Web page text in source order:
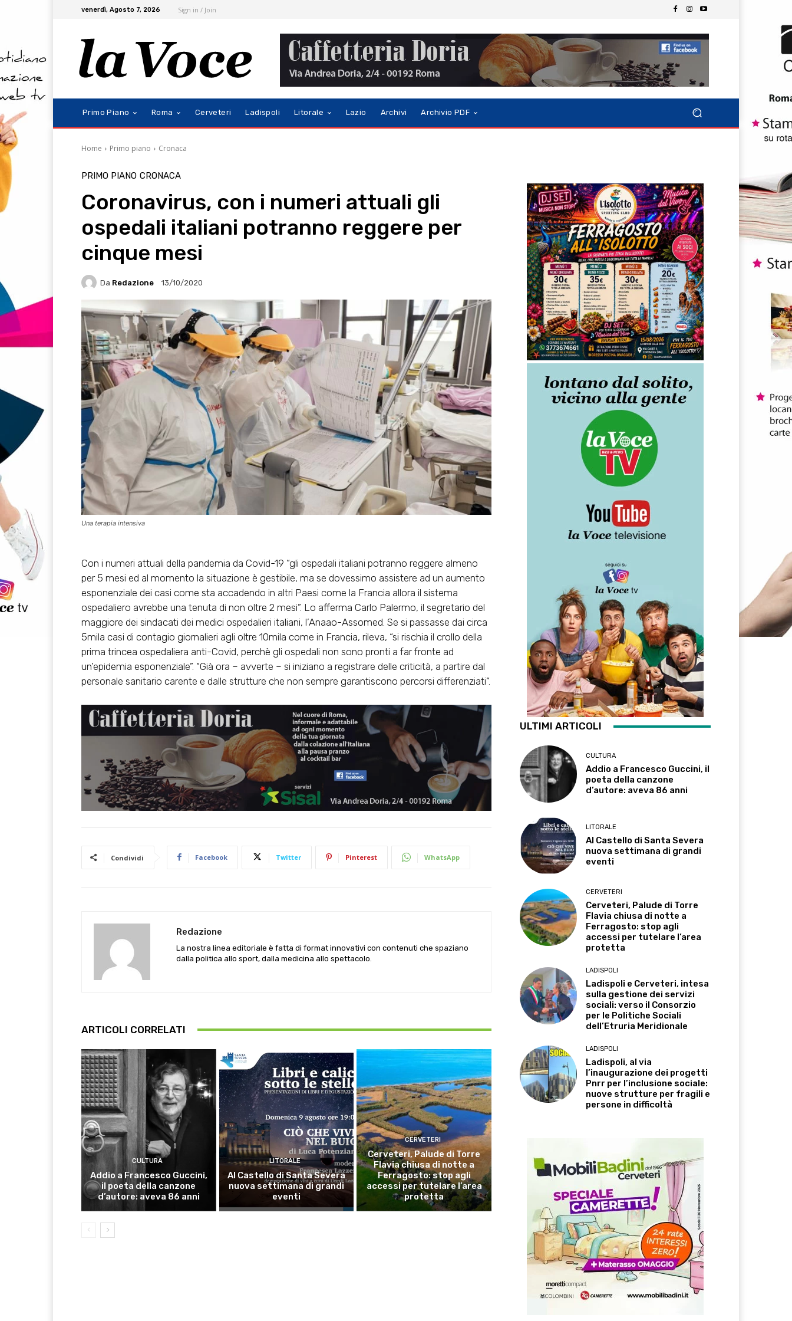
venerdì, Agosto 7, 2026 Sign in / Join
Primo Piano Roma Cerveteri Ladispoli Litorale Lazio Archivi Archivio PDF
Home Primo piano Cronaca
PRIMO PIANO CRONACA
Coronavirus, con i numeri attuali gli
ospedali italiani potranno reggere per
cinque mesi
Da Redazione 13/10/2020
Una terapia intensiva
Con i numeri attuali della pandemia da Covid-19 “gli ospedali italiani potranno reggere almeno
per 5 mesi ed al momento la situazione è gestibile, ma se dovessimo assistere ad un aumento
esponenziale dei casi come sta accadendo in altri Paesi come la Francia allora il sistema
ospedaliero avrebbe una tenuta di non oltre 2 mesi”. Lo afferma Carlo Palermo, il segretario del
maggiore dei sindacati dei medici ospedalieri italiani, l’Anaao-Assomed. Se si passasse dai circa
5mila casi di contagio giornalieri agli oltre 10mila come in Francia, rileva, “si rischia il crollo della
prima trincea ospedaliera anti-Covid, perchè gli ospedali non sono pronti a far fronte ad
un’epidemia esponenziale”. “Già ora – avverte – si iniziano a registrare delle criticità, a partire dal
personale sanitario carente e dalle strutture che non sempre garantiscono percorsi differenziati”.
Condividi Facebook Twitter Pinterest WhatsApp
Redazione
La nostra linea editoriale è fatta di format innovativi con contenuti che spaziano
dalla politica allo sport, dalla medicina allo spettacolo.
ARTICOLI CORRELATI
CULTURA
Addio a Francesco Guccini,
il poeta della canzone
d’autore: aveva 86 anni
LITORALE
Al Castello di Santa Severa
nuova settimana di grandi
eventi
CERVETERI
Cerveteri, Palude di Torre
Flavia chiusa di notte a
Ferragosto: stop agli
accessi per tutelare l’area
protetta
ULTIMI ARTICOLI
CULTURA
Addio a Francesco Guccini, il
poeta della canzone
d’autore: aveva 86 anni
LITORALE
Al Castello di Santa Severa
nuova settimana di grandi
eventi
CERVETERI
Cerveteri, Palude di Torre
Flavia chiusa di notte a
Ferragosto: stop agli
accessi per tutelare l’area
protetta
LADISPOLI
Ladispoli e Cerveteri, intesa
sulla gestione dei servizi
sociali: verso il Consorzio
per le Politiche Sociali
dell’Etruria Meridionale
LADISPOLI
Ladispoli, al via
l’inaugurazione dei progetti
Pnrr per l’inclusione sociale:
nuove strutture per fragili e
persone in difficoltà